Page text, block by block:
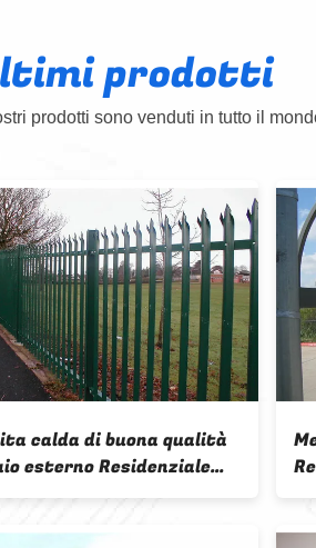
prodotti
prodotti sono venduti in tutto il
2.0m X 2.0m Double Leaf
Palisade Security Fence Gate
Kit